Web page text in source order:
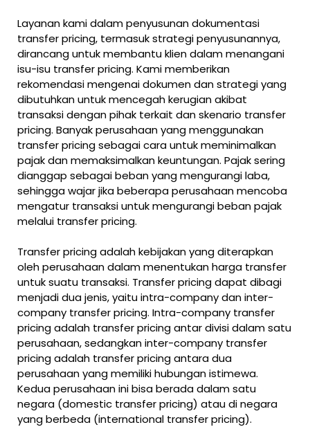
Layanan kami dalam penyusunan dokumentasi
transfer pricing, termasuk strategi penyusunannya,
dirancang untuk membantu klien dalam menangani
isu-isu transfer pricing. Kami memberikan
rekomendasi mengenai dokumen dan strategi yang
dibutuhkan untuk mencegah kerugian akibat
transaksi dengan pihak terkait dan skenario transfer
pricing. Banyak perusahaan yang menggunakan
transfer pricing sebagai cara untuk meminimalkan
pajak dan memaksimalkan keuntungan. Pajak sering
dianggap sebagai beban yang mengurangi laba,
sehingga wajar jika beberapa perusahaan mencoba
mengatur transaksi untuk mengurangi beban pajak
melalui transfer pricing.
Transfer pricing adalah kebijakan yang diterapkan
oleh perusahaan dalam menentukan harga transfer
untuk suatu transaksi. Transfer pricing dapat dibagi
menjadi dua jenis, yaitu intra-company dan inter-
company transfer pricing. Intra-company transfer
pricing adalah transfer pricing antar divisi dalam satu
perusahaan, sedangkan inter-company transfer
pricing adalah transfer pricing antara dua
perusahaan yang memiliki hubungan istimewa.
Kedua perusahaan ini bisa berada dalam satu
negara (domestic transfer pricing) atau di negara
yang berbeda (international transfer pricing).